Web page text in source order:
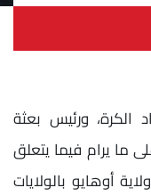
الكرة، ورئيس بعثة
ما يرام فيما يتعلق
أوهايو بالولايات